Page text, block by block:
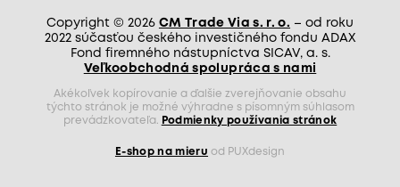
Copyright © 2026 CM Trade Via s. r. o. – od roku
2022 súčasťou českého investičného fondu ADAX
Fond firemného nástupníctva SICAV, a. s.
Veľkoobchodná spolupráca s nami
Akékoľvek kopírovanie a ďalšie zverejňovanie obsahu
týchto stránok je možné výhradne s písomným súhlasom
prevádzkovateľa.
Podmienky používania stránok
E-shop na mieru od PUXdesign